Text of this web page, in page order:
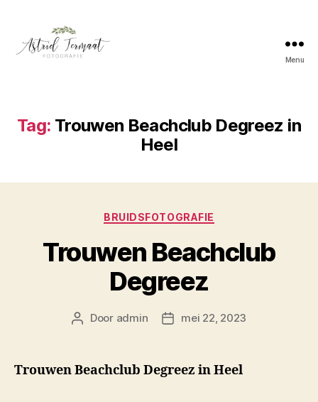
Menu
Tag: Trouwen Beachclub Degreez in
Heel
Categorieën
BRUIDSFOTOGRAFIE
Trouwen Beachclub
Degreez
Berichtauteur
Door admin Berichtdatum
mei 22, 2023
Trouwen Beachclub Degreez in Heel